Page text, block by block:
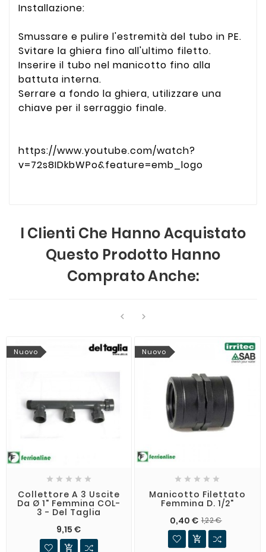
Installazione:
Smussare e pulire l'estremità del tubo in PE.
Svitare la ghiera fino all'ultimo filetto.
Inserire il tubo nel manicotto fino alla
battuta interna.
Serrare a fondo la ghiera, utilizzare una
chiave per il serraggio finale.
https://www.youtube.com/watch?
v=72s8IDkbWPo&feature=emb_logo
I Clienti Che Hanno Acquistato
Questo Prodotto Hanno
Comprato Anche:
 
Nuovo
    
Collettore A 3 Uscite
Da Ø 1" Femmina COL-
3 - Del Taglia
9,15 €

Nuovo
    
Manicotto Filettato
Femmina D. 1/2"
0,40 € 1,22 €
